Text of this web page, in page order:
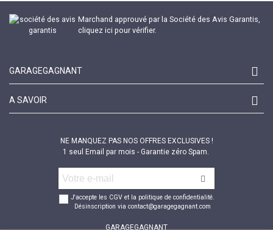
Marchand approuvé par la Société des Avis Garantis,
cliquez ici pour vérifier.
GARAGEGAGNANT
A SAVOIR
NE MANQUEZ PAS NOS OFFRES EXCLUSIVES !
1 seul Email par mois - Garantie zéro Spam.
J'accepte les CGV et la politique de confidentialité.
Désinscription via contact@garagegagnant.com
GARAGEGAGNANT